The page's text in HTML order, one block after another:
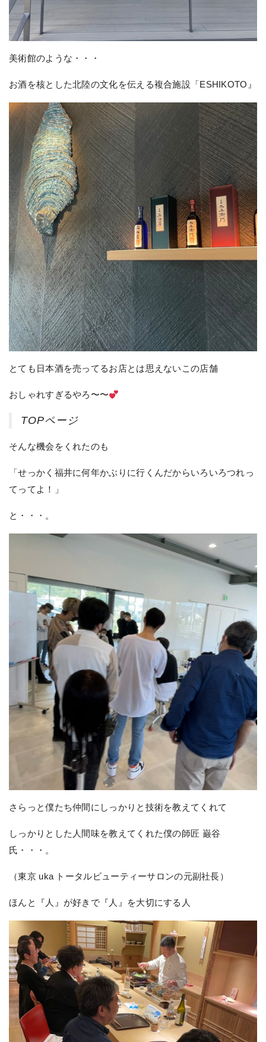
美術館のような・・・
お酒を核とした北陸の文化を伝える複合施設「ESHIKOTO』
とても日本酒を売ってるお店とは思えないこの店舗
おしゃれすぎるやろ〜〜
TOPページ
そんな機会をくれたのも
「せっかく福井に何年かぶりに行くんだからいろいろつれっ
てってよ！」
と・・・。
さらっと僕たち仲間にしっかりと技術を教えてくれて
しっかりとした人間味を教えてくれた僕の師匠 巌谷
氏・・・。
（東京 uka トータルビューティーサロンの元副社長）
ほんと『人』が好きで『人』を大切にする人